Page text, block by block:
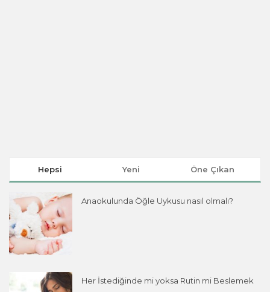
Hepsi Yeni Öne Çıkan
Anaokulunda Öğle Uykusu nasıl olmalı?
Her İstediğinde mi yoksa Rutin mi Beslemek